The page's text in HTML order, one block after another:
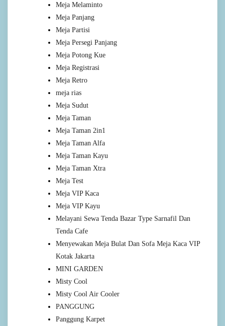
Meja Melaminto
Meja Panjang
Meja Partisi
Meja Persegi Panjang
Meja Potong Kue
Meja Registrasi
Meja Retro
meja rias
Meja Sudut
Meja Taman
Meja Taman 2in1
Meja Taman Alfa
Meja Taman Kayu
Meja Taman Xtra
Meja Test
Meja VIP Kaca
Meja VIP Kayu
Melayani Sewa Tenda Bazar Type Sarnafil Dan
Tenda Cafe
Menyewakan Meja Bulat Dan Sofa Meja Kaca VIP
Kotak Jakarta
MINI GARDEN
Misty Cool
Misty Cool Air Cooler
PANGGUNG
Panggung Karpet